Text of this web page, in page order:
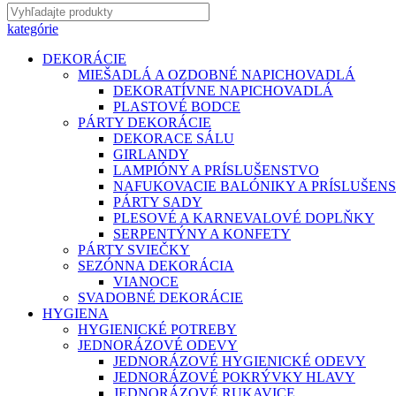
kategórie
DEKORÁCIE
MIEŠADLÁ A OZDOBNÉ NAPICHOVADLÁ
DEKORATÍVNE NAPICHOVADLÁ
PLASTOVÉ BODCE
PÁRTY DEKORÁCIE
DEKORACE SÁLU
GIRLANDY
LAMPIÓNY A PRÍSLUŠENSTVO
NAFUKOVACIE BALÓNIKY A
PÁRTY SADY
PLESOVÉ A KARNEVALOVÉ DOPLŇKY
SERPENTÝNY A KONFETY
PÁRTY SVIEČKY
SEZÓNNA DEKORÁCIA
VIANOCE
SVADOBNÉ DEKORÁCIE
HYGIENA
HYGIENICKÉ POTREBY
JEDNORÁZOVÉ ODEVY
JEDNORÁZOVÉ HYGIENICKÉ ODEVY
JEDNORÁZOVÉ POKRÝVKY HLAVY
JEDNORÁZOVÉ RUKAVICE